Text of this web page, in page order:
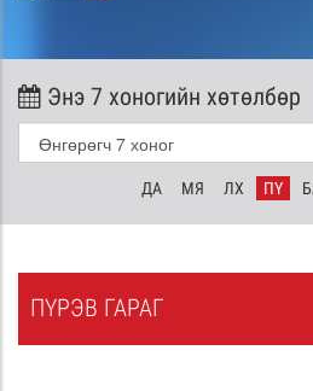
Энэ 7 хоногийн хөтөлбөр
ДА МЯ ЛХ ПҮ
ПҮРЭВ ГАРАГ